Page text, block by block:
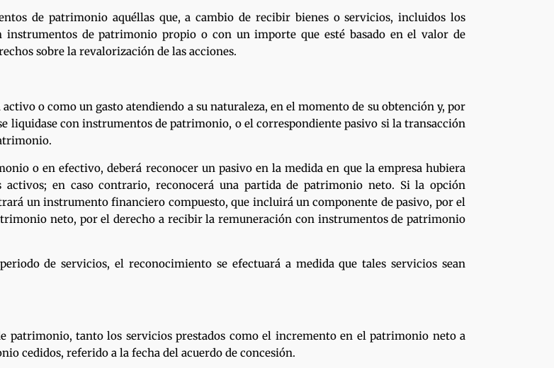
de patrimonio aquéllas que, a cambio de recibir bienes o servicios, incluidos los
instrumentos de patrimonio propio o con un importe que esté basado en el valor de
sobre la revalorización de las acciones.
o como un gasto atendiendo a su naturaleza, en el momento de su obtención y, por
con instrumentos de patrimonio, o el correspondiente pasivo si la transacción
o en efectivo, deberá reconocer un pasivo en la medida en que la empresa hubiera
en caso contrario, reconocerá una partida de patrimonio neto. Si la opción
un instrumento financiero compuesto, que incluirá un componente de pasivo, por el
neto, por el derecho a recibir la remuneración con instrumentos de patrimonio
de servicios, el reconocimiento se efectuará a medida que tales servicios sean
patrimonio, tanto los servicios prestados como el incremento en el patrimonio neto a
cedidos, referido a la fecha del acuerdo de concesión.